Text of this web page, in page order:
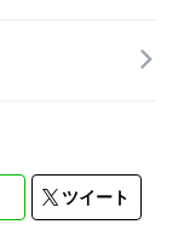
ツイート